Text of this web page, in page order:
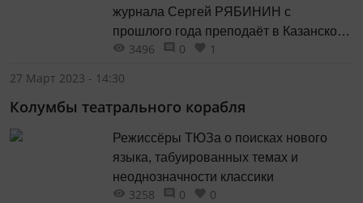
журнала Сергей РЯБИНИН с
прошлого года преподаёт в Казанском
театральном училище — учит
3496 0
1
27 Март 2023 - 14:30
Колумбы театрального корабля
Режиссёры ТЮЗа о поисках нового
языка, табуированных темах и
неоднозначности классики
3258 0
0